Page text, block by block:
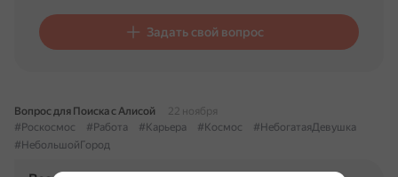
Задать свой вопрос
Вопрос для Поиска с Алисой
22 ноября
#Роскосмос
#Работа #Карьера #Космос
#НебогатаяДевушка
#НебольшойГород